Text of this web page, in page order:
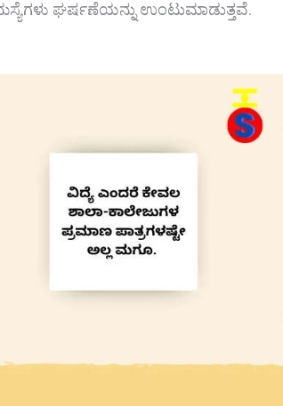
ಘರ್ಷಣೆಯನ್ನು ಉಂಟುಮಾಡುತ್ತವೆ.